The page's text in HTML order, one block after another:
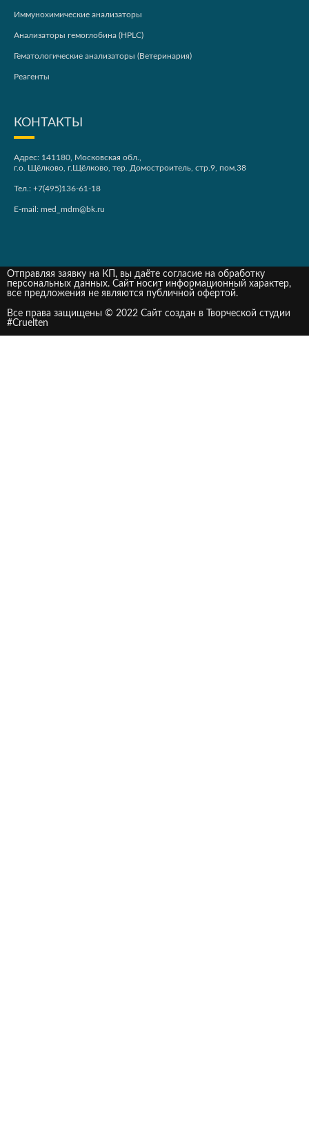
Иммунохимические анализаторы
Анализаторы гемоглобина (HPLC)
Гематологические анализаторы (Ветеринария)
Реагенты
КОНТАКТЫ
Адрес: 141180, Московская обл.,
г.о. Щёлково, г.Щёлково, тер. Домостроитель, стр.9, пом.38
Тел.: +7(495)136-61-18
E-mail: med_mdm@bk.ru
Отправляя заявку на КП, вы даёте согласие на обработку
персональных данных. Сайт носит информационный характер,
все предложения не являются публичной офертой.
Все права защищены © 2022 Сайт создан в Творческой студии
#Cruelten